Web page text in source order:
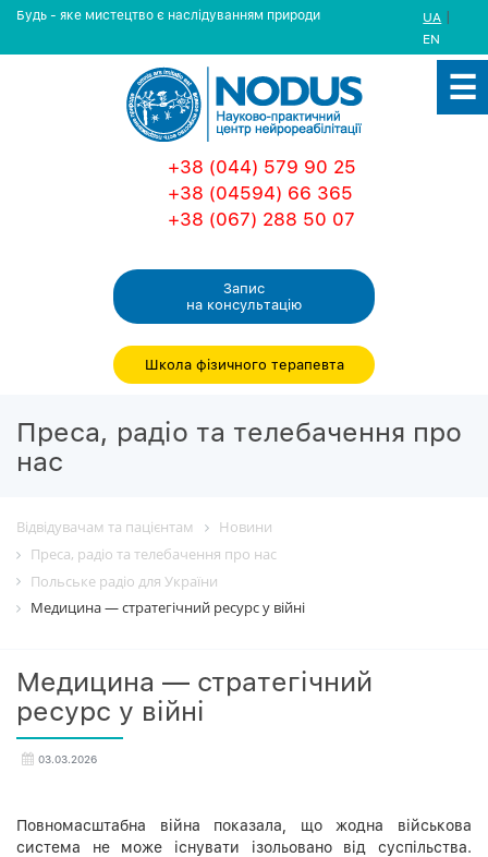
Будь - яке мистецтво є наслідуванням природи UA |
EN
+38 (044) 579 90 25
+38 (04594) 66 365
+38 (067) 288 50 07
Запис
на консультацiю
Школа фізичного терапевта
Преса, радіо та телебачення про
нас
Відвідувачам та пацієнтам
Новини
Преса, радіо та телебачення про нас
Польське радіо для України
Медицина — стратегічний ресурс у війні
Медицина — стратегічний
ресурс у війні
03.03.2026
Повномасштабна війна показала, що жодна військова
система не може існувати ізольовано від суспільства.